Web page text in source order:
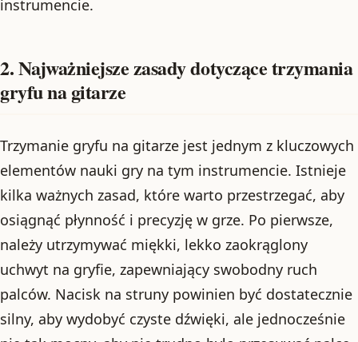
instrumencie.
2. Najważniejsze zasady dotyczące trzymania
gryfu na gitarze
Trzymanie gryfu na gitarze jest jednym z kluczowych
elementów nauki gry na tym instrumencie. Istnieje
kilka ważnych zasad, które warto przestrzegać, aby
osiągnąć płynność i precyzję w grze. Po pierwsze,
należy utrzymywać miękki, lekko zaokrąglony
uchwyt na gryfie, zapewniający swobodny ruch
palców. Nacisk na struny powinien być dostatecznie
silny, aby wydobyć czyste dźwięki, ale jednocześnie